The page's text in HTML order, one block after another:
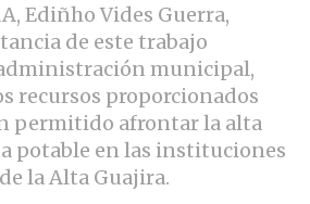
Ediñho Vides Guerra,
de este trabajo
municipal,
recursos proporcionados
permitido afrontar la alta
potable en las instituciones
la Alta Guajira.